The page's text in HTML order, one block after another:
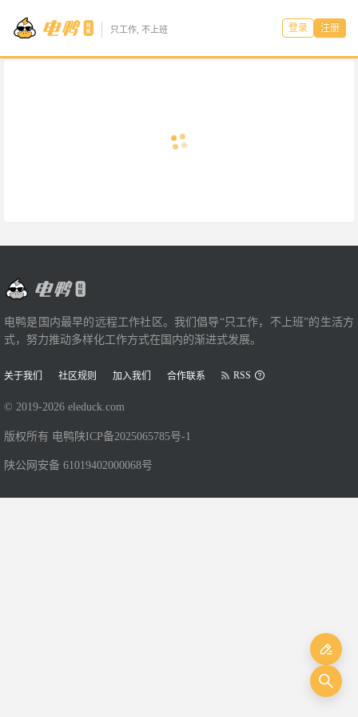
只工作, 不上班 登录 注册
电鸭是国内最早的远程工作社区。我们倡导“只工作，不上班”的生活方
式，努力推动多样化工作方式在国内的渐进式发展。
关于我们 社区规则 加入我们 合作联系 RSS
© 2019-2026 eleduck.com
版权所有 电鸭 陕ICP备2025065785号-1
陕公网安备 61019402000068号